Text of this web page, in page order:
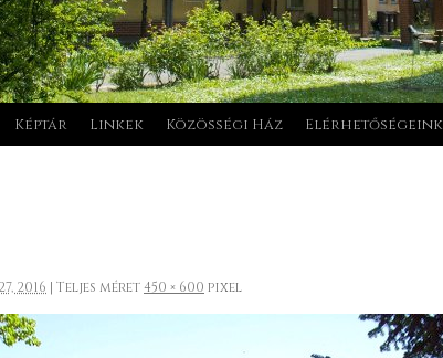
Képtár Linkek Közösségi Ház Elérhetőségeink
2016 | Teljes méret450 × 600 pixel